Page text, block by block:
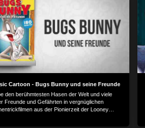
Cartoon - Bugs Bunny und seine Freunde
den berühmtesten Hasen der Welt und viele
Freunde und Gefährten in vergnüglichen
aus der Pionierzeit der Looney